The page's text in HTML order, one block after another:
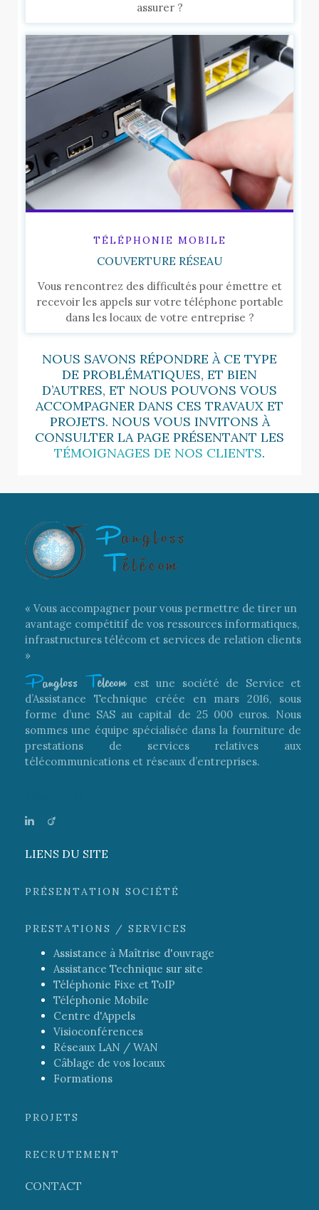
assurer ?
TÉLÉPHONIE MOBILE
COUVERTURE RÉSEAU
Vous rencontrez des difficultés pour émettre et
recevoir les appels sur votre téléphone portable
dans les locaux de votre entreprise ?
NOUS SAVONS RÉPONDRE À CE TYPE
DE PROBLÉMATIQUES, ET BIEN
D’AUTRES, ET NOUS POUVONS VOUS
ACCOMPAGNER DANS CES TRAVAUX ET
PROJETS. NOUS VOUS INVITONS À
CONSULTER LA PAGE PRÉSENTANT LES
TÉMOIGNAGES DE NOS CLIENTS.
« Vous accompagner pour vous permettre de tirer un
avantage compétitif de vos ressources informatiques,
infrastructures télécom et services de relation clients
»
Pangloss Telecom est une société de Service et
d’Assistance Technique créée en mars 2016, sous
forme d’une SAS au capital de 25 000 euros. Nous
sommes une équipe spécialisée dans la fourniture de
prestations de services relatives aux
télécommunications et réseaux d’entreprises.
LIENS DU SITE
PRÉSENTATION SOCIÉTÉ
PRESTATIONS / SERVICES
Assistance à Maîtrise d'ouvrage
Assistance Technique sur site
Téléphonie Fixe et ToIP
Téléphonie Mobile
Centre d'Appels
Visioconférences
Réseaux LAN / WAN
Câblage de vos locaux
Formations
PROJETS
RECRUTEMENT
CONTACT